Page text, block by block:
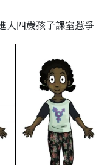
入四歲孩子課室惹爭